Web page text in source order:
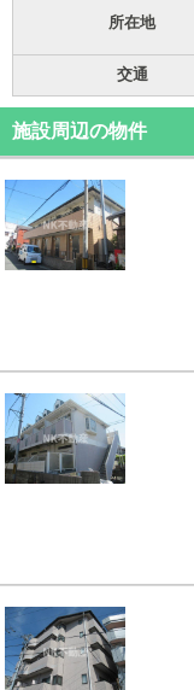
所在地
交通
施設周辺の物件